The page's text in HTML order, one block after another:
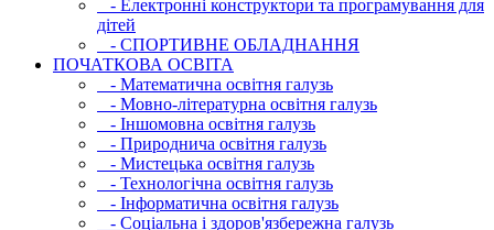
- Електронні конструктори та програмування для
дітей
- СПОРТИВНЕ ОБЛАДНАННЯ
ПОЧАТКОВА ОСВIТА
- Математична освітня галузь
- Мовно-літературна освітня галузь
- Iншомовна освітня галузь
- Природнича освітня галузь
- Мистецька освітня галузь
- Технологічна освітня галузь
- Інфopматична освітня галузь
- Соціальна і здоров'язбережна галузь